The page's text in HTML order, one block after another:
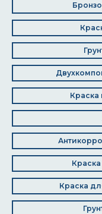
Краска
Краска